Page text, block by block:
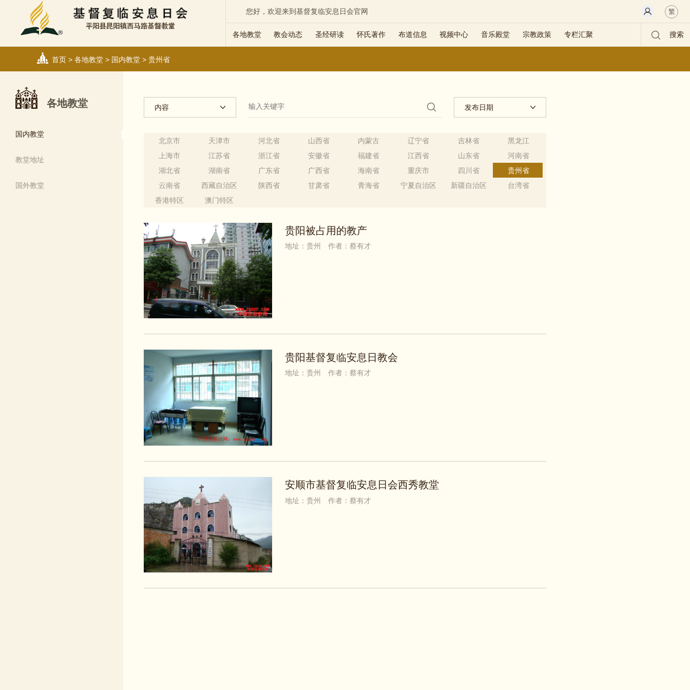
您好，欢迎来到基督复临安息日会官网 繁
各地教堂 教会动态 圣经研读 怀氏著作 布道信息 视频中心 音乐殿堂 宗教政策 专栏汇聚 搜索
首页> 各地教堂> 国内教堂> 贵州省
各地教堂
国内教堂
教堂地址
国外教堂
内容 发布日期
北京市 天津市 河北省 山西省 内蒙古 辽宁省 吉林省
黑龙江
上海市
江苏省 浙江省 安徽省 福建省 江西省 山东省
河南省
湖北省
湖南省 广东省 广西省 海南省 重庆市 四川省
贵州省
云南省
西藏自治区 陕西省 甘肃省 青海省 宁夏自治区 新疆自治区
台湾省
香港特区
澳门特区
贵阳被占用的教产
地址：贵州 作者：蔡有才
贵阳基督复临安息日教会
地址：贵州 作者：蔡有才
安顺市基督复临安息日会西秀教堂
地址：贵州 作者：蔡有才